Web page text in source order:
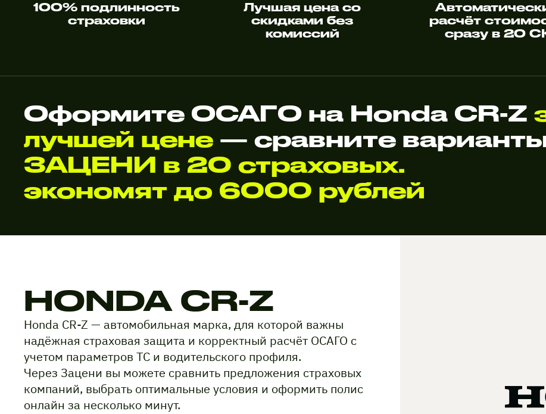
100% подлинность
страховки
Лучшая цена со
скидками без
комиссий
расчёт
сразу в 20
Оформите ОСАГО на Honda CR-Z
лучшей цене — сравните
ЗАЦЕНИ в 20 страховых.
экономят до 6000 рублей
HONDA CR-Z
Honda CR-Z — автомобильная марка, для которой важны
надёжная страховая защита и корректный расчёт ОСАГО с
учетом параметров ТС и водительского профиля.
Через Зацени вы можете сравнить предложения страховых
компаний, выбрать оптимальные условия и оформить полис
онлайн за несколько минут.